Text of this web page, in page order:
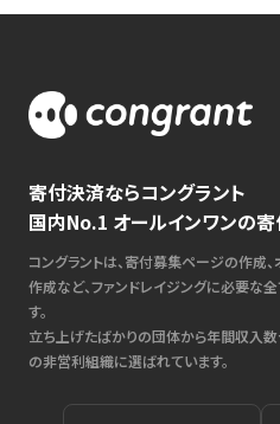
寄付決済ならコングラント
国内No.1 オールインワンの寄
コングラントは、寄付募集ページの作成
作成など、ファンドレイジングに必要な
す。
立ち上げたばかりの団体から年間収入
の非営利組織に選ばれています。